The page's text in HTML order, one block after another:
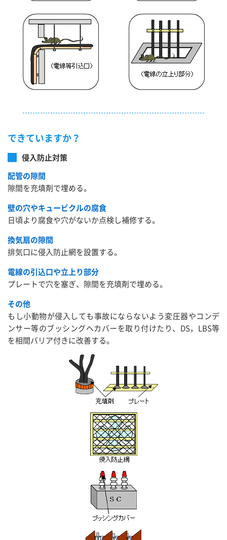
できていますか？
侵入防止対策
配管の隙間
隙間を充填剤で埋める。
壁の穴やキュービクルの腐食
日頃より腐食や穴がないか点検し補修する。
換気扇の隙間
排気口に侵入防止網を設置する。
電線の引込口や立上り部分
プレートで穴を塞ぎ、隙間を充填剤で埋める。
その他
もし小動物が侵入しても事故にならないよう変圧器やコンデ
ンサー等のブッシングへカバーを取り付けたり、DS，LBS等
を相間バリア付きに改善する。